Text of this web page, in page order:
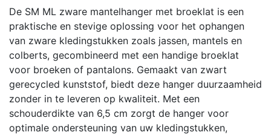
De SM ML zware mantelhanger met broeklat is een
praktische en stevige oplossing voor het ophangen
van zware kledingstukken zoals jassen, mantels en
colberts, gecombineerd met een handige broeklat
voor broeken of pantalons. Gemaakt van zwart
gerecycled kunststof, biedt deze hanger duurzaamheid
zonder in te leveren op kwaliteit. Met een
schouderdikte van 6,5 cm zorgt de hanger voor
optimale ondersteuning van uw kledingstukken,